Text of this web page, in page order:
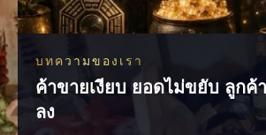
บทความของเรา
ค้าขายเงียบ ยอดไม่ขยับ ลูกค้
ลง